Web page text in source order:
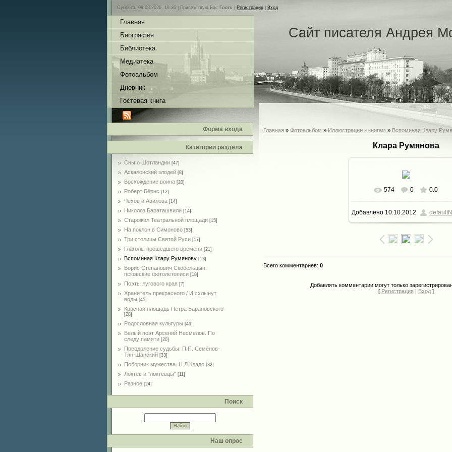
Суббота, 08.08.2026, 19:36 | Приветствую Вас Гость Регистрация Вход
Главная
Биография
Библиотека
Медиатека
Фотоальбом
Дневник
Гостевая книга
Форма входа
Категории раздела
Сны о Шотландии [47]
Аскалонский злодей [8]
Восхождение воина [20]
Роберт Бёрнс [12]
Чехов и Авилова [14]
Николоз Бараташвили [14]
Cтарожил Театральной площади [15]
На поклон в Симоново [53]
Три столицы Святой Руси [17]
Глаголы прошедшего времени [21]
Вспоминая Клару Румянову [13]
Борис Степанович Скобельцын:
псковские фотолетописи [18]
Поэты лугового края [7]
Хранитель прекрасного / И схлынут
воды [45]
Красная площадь Петра Барановского
[28]
Родословная культуры [49]
Белый поэт Арсений Несмелов. По
следу памяти [20]
Преодоление судьбы. П.П. Семёнов-
Тян-Шанский [33]
Поборник мужества. Н.Л.Кладо [32]
Локтев и "локтевцы" [11]
Разное [24]
Поиск
Наш опрос
Сайт писателя Андрея
Главная » Фотоальбом » Иллюстрации к книгам » Вспоминая Клару
Клара Румянова
В реальном размере 700x525
26.3Kb
574 0 0.0
Добавлено 10.10.2012
Всего комментариев: 0
Добавлять комментарии могут только
[ Регистрация | Вход]